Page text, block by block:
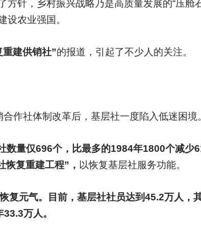
方针，乡村振兴战略乃是高质量发展的“压舱
设农业强国。
重建供销社”的报道，引起了不少人的关注。
作社体制改革后，基层社一度陷入低迷困境
数量仅696个，比最多的1984年1800个减少
恢复重建工程”， 以恢复基层社服务功能。
复元气。目前，基层社社员达到45.2万人，
万人。